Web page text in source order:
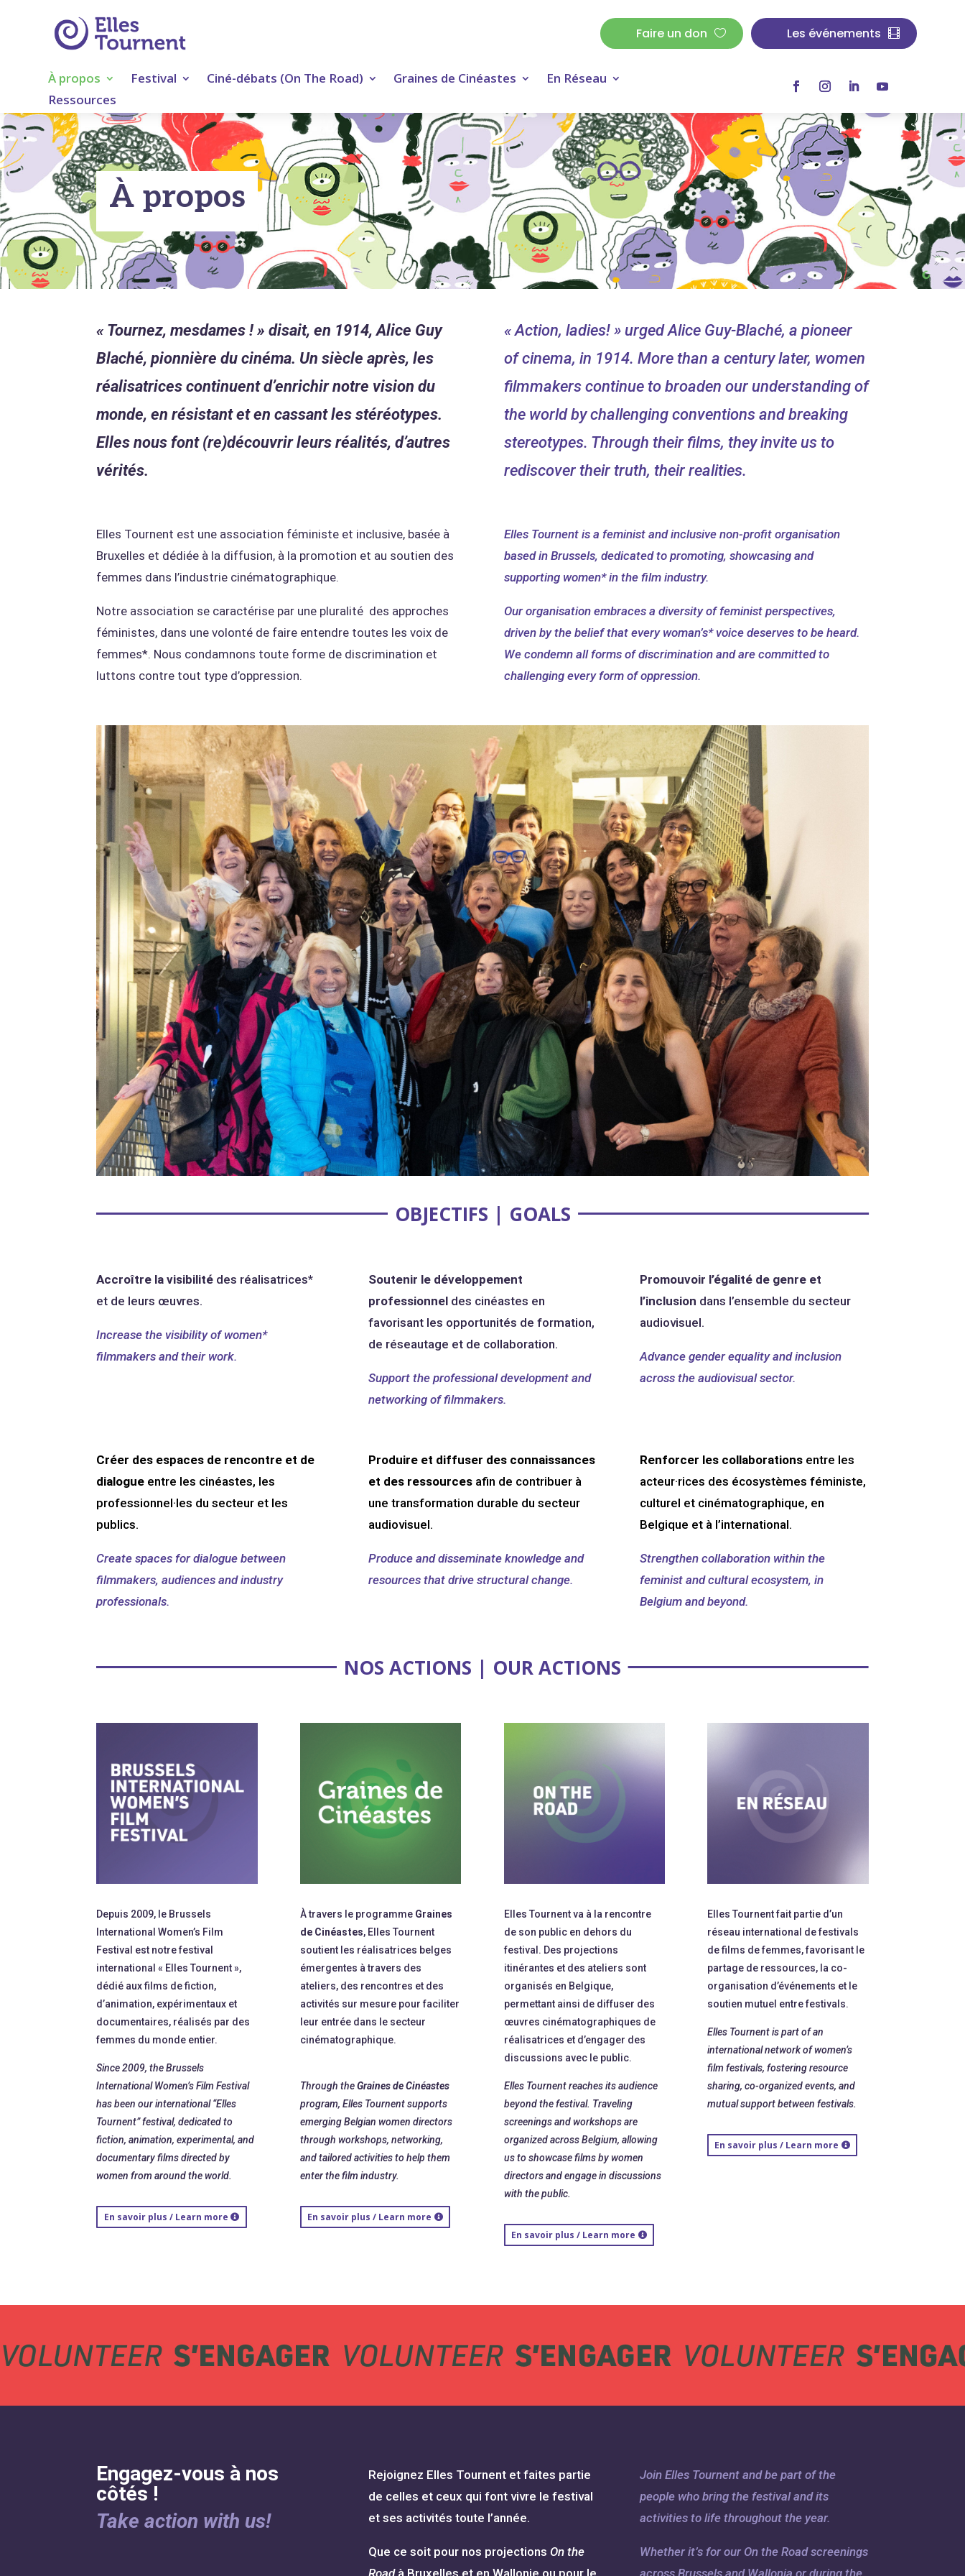
Faire un don Les événements
À propos Festival Ciné-débats (On The Road) Graines de Cinéastes
En Réseau
Ressources
À propos
« Tournez, mesdames ! » disait, en 1914, Alice Guy
Blaché, pionnière du cinéma. Un siècle après, les
réalisatrices continuent d’enrichir notre vision du
monde, en résistant et en cassant les stéréotypes.
Elles nous font (re)découvrir leurs réalités, d’autres
vérités.
« Action, ladies! » urged Alice Guy-Blaché, a pioneer
of cinema, in 1914. More than a century later, women
filmmakers continue to broaden our understanding of
the world by challenging conventions and breaking
stereotypes. Through their films, they invite us to
rediscover their truth, their realities.
Elles Tournent est une association féministe et inclusive, basée à
Bruxelles et dédiée à la diffusion, à la promotion et au soutien des
femmes dans l’industrie cinématographique.
Notre association se caractérise par une pluralité des approches
féministes, dans une volonté de faire entendre toutes les voix de
femmes*. Nous condamnons toute forme de discrimination et
luttons contre tout type d’oppression.
Elles Tournent is a feminist and inclusive non-profit organisation
based in Brussels, dedicated to promoting, showcasing and
supporting women* in the film industry.
Our organisation embraces a diversity of feminist perspectives,
driven by the belief that every woman’s* voice deserves to be heard.
We condemn all forms of discrimination and are committed to
challenging every form of oppression.
OBJECTIFS | GOALS
Accroître la visibilité des réalisatrices*
et de leurs œuvres.
Increase the visibility of women*
filmmakers and their work.
Soutenir le développement
professionneldes cinéastes en
favorisant les opportunités de formation,
de réseautage et de collaboration.
Support the professional development and
networking of filmmakers.
Promouvoir l’égalité de genre et
l’inclusion dans l’ensemble du secteur
audiovisuel.
Advance gender equality and inclusion
across the audiovisual sector.
Créer des espaces de rencontre et de
dialogue entre les cinéastes, les
professionnel·les du secteur et les
publics.
Create spaces for dialogue between
filmmakers, audiences and industry
professionals.
Produire et diffuser des connaissances
et des ressourcesafin de contribuer à
une transformation durable du secteur
audiovisuel.
Produce and disseminate knowledge and
resources that drive structural change.
Renforcer les collaborationsentre les
acteur·rices des écosystèmes féministe,
culturel et cinématographique, en
Belgique et à l’international.
Strengthen collaboration within the
feminist and cultural ecosystem, in
Belgium and beyond.
NOS ACTIONS | OUR ACTIONS
Depuis 2009, le Brussels
International Women’s Film
Festival est notre festival
international « Elles Tournent »,
dédié aux films de fiction,
d’animation, expérimentaux et
documentaires, réalisés par des
femmes du monde entier.
Since 2009, the Brussels
International Women’s Film Festival
has been our international “Elles
Tournent” festival, dedicated to
fiction, animation, experimental, and
documentary films directed by
women from around the world.
En savoir plus / Learn more
À travers le programme Graines
de Cinéastes, Elles Tournent
soutient les réalisatrices belges
émergentes à travers des
ateliers, des rencontres et des
activités sur mesure pour faciliter
leur entrée dans le secteur
cinématographique.
Through theGraines de Cinéastes
program, Elles Tournent supports
emerging Belgian women directors
through workshops, networking,
and tailored activities to help them
enter the film industry.
En savoir plus / Learn more
Elles Tournent va à la rencontre
de son public en dehors du
festival. Des projections
itinérantes et des ateliers sont
organisés en Belgique,
permettant ainsi de diffuser des
œuvres cinématographiques de
réalisatrices et d’engager des
discussions avec le public.
Elles Tournent reaches its audience
beyond the festival. Traveling
screenings and workshops are
organized across Belgium, allowing
us to showcase films by women
directors and engage in discussions
with the public.
En savoir plus / Learn more
Elles Tournent fait partie d’un
réseau international de festivals
de films de femmes, favorisant le
partage de ressources, la co-
organisation d’événements et le
soutien mutuel entre festivals.
Elles Tournent is part of an
international network of women’s
film festivals, fostering resource
sharing, co-organized events, and
mutual support between festivals.
En savoir plus / Learn more
Engagez-vous à nos
côtés !
Take action with us!
Rejoignez Elles Tournent et faites partie
de celles et ceux qui font vivre le festival
et ses activités toute l’année.
Que ce soit pour nos projections On the
Join Elles Tournent and be part of the
people who bring the festival and its
activities to life throughout the year.
Whether it’s for our On the Road screenings